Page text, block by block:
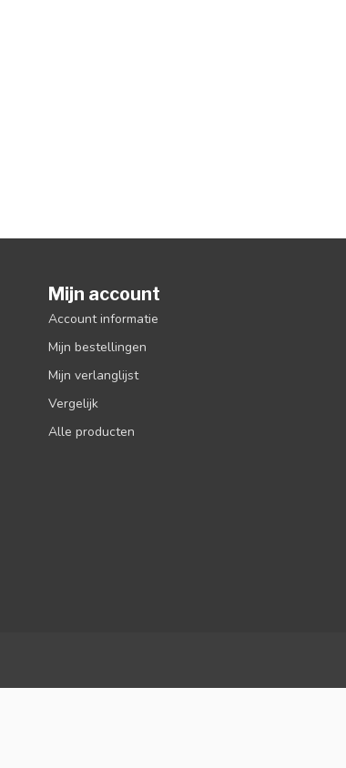
Mijn account
Account informatie
Mijn bestellingen
Mijn verlanglijst
Vergelijk
Alle producten